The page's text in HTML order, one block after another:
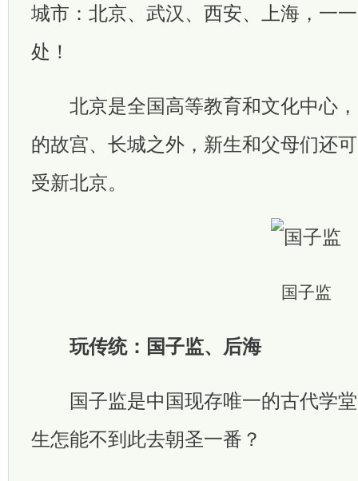
城市：北京、武汉、西安、上海，一
处！
北京是全国高等教育和文化中心，
的故宫、长城之外，新生和父母们还
受新北京。
国子监
玩传统：国子监、后海
国子监是中国现存唯一的古代学堂
生怎能不到此去朝圣一番？